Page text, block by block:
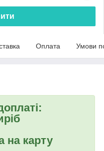
Оплата Умови
на карту